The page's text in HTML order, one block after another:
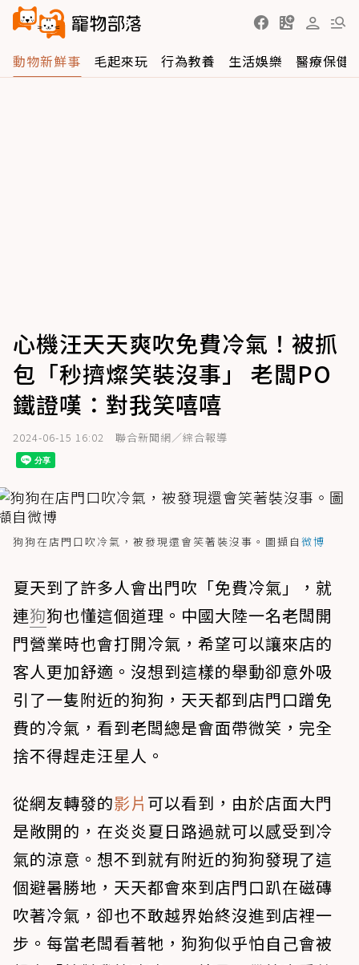
動物新鮮事 毛起來玩 行為教養 生活娛樂 醫療保健
心機汪天天爽吹免費冷氣！被抓
包「秒擠燦笑裝沒事」 老闆PO
鐵證嘆：對我笑嘻嘻
2024-06-15 16:02 聯合新聞網／綜合報導
狗狗在店門口吹冷氣，被發現還會笑著裝沒事。圖擷自 微博
夏天到了許多人會出門吹「免費冷氣」，就
連狗狗也懂這個道理。中國大陸一名老闆開
門營業時也會打開冷氣，希望可以讓來店的
客人更加舒適。沒想到這樣的舉動卻意外吸
引了一隻附近的狗狗，天天都到店門口蹭免
費的冷氣，看到老闆總是會面帶微笑，完全
捨不得趕走汪星人。
從網友轉發的影片 可以看到，由於店面大門
是敞開的，在炎炎夏日路過就可以感受到冷
氣的涼意。想不到就有附近的狗狗發現了這
個避暑勝地，天天都會來到店門口趴在磁磚
吹著冷氣，卻也不敢越界始終沒進到店裡一
步。每當老闆看著牠，狗狗似乎怕自己會被